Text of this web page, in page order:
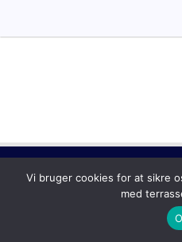
Copyright © 2026
Vi bruger cookies for at sikre
med